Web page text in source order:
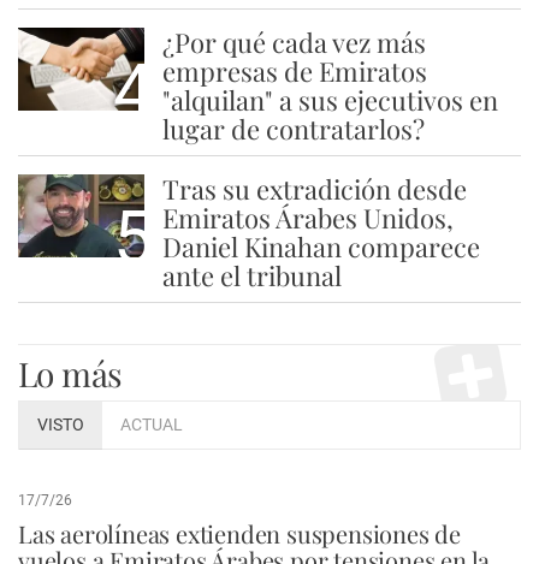
4
¿Por qué cada vez más
empresas de Emiratos
"alquilan" a sus ejecutivos en
lugar de contratarlos?
5
Tras su extradición desde
Emiratos Árabes Unidos,
Daniel Kinahan comparece
ante el tribunal
Lo más
VISTO ACTUAL
17/7/26
Las aerolíneas extienden suspensiones de